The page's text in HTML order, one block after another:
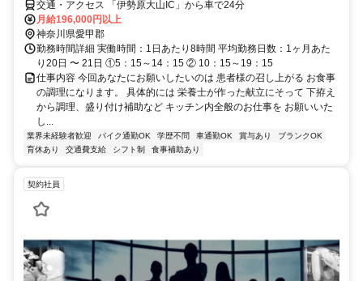
交通・アクセス 「伊勢原大山IC」から車で24分
月給196,000円以上
神奈川県愛甲郡
勤務時間詳細 実働時間：1日あたり8時間 平均勤務日数：1ヶ月あた
り20日 〜 21日 ①5：15～14：15 ② 10：15～19：15
仕事内容 今回あなたにお願いしたいのは 患者様の召し上がる お食事
の調理になります。 具体的には 栄養士が作った献立にそって 下拵え
から調理、盛り付け補助など キッチン内全般のお仕事を お願いいた
し...
業界未経験者歓迎 バイク通勤OK 学歴不問 車通勤OK 賞与あり
ブランクOK
育休あり
交通費支給 シフト制 食事補助あり
契約社員